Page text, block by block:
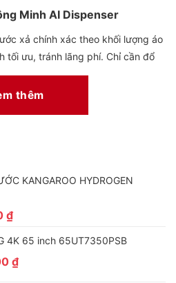
Minh AI Dispenser
xả chính xác theo khối lượng áo
tối ưu, tránh lãng phí. Chỉ cần đổ
không phải tự đong nước giặt
Quần Tốt Hơn 45%
thêm
KANGAROO HYDROGEN
₫
4K 65 inch 65UT7350PSB
₫